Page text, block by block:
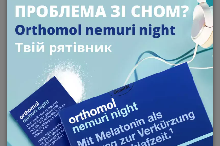
Повноцінне дихання (не перебігом!) —
активізує парасимпатику